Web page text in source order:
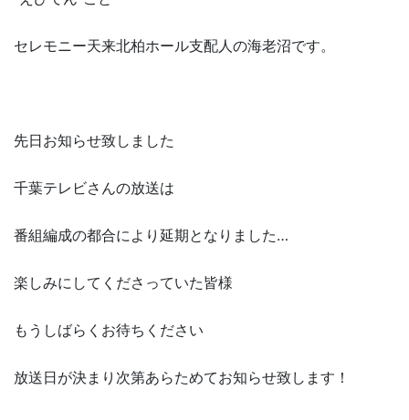
セレモニー天来北柏ホール支配人の海老沼です。
先日お知らせ致しました
千葉テレビさんの放送は
番組編成の都合により延期となりました…
楽しみにしてくださっていた皆様
もうしばらくお待ちください
放送日が決まり次第あらためてお知らせ致します！